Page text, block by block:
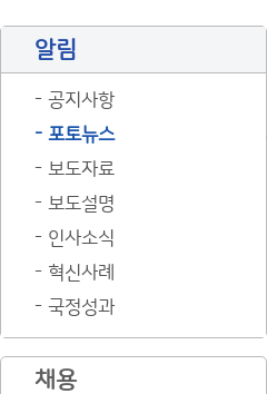
알림
공지사항
포토뉴스
보도자료
보도설명
인사소식
혁신사례
국정성과
채용